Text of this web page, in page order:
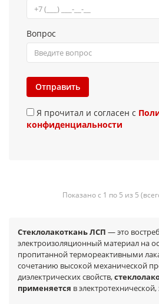
Вопрос
Отправить
Я прочитал и согласен с
конфиденциальности
Показано с 1 по 5 из 5
Стеклолакоткань ЛСП — это
электроизоляционный материал на
пропитанной термореактивными
сочетанию высокой механической
диэлектрических свойств,
применяется в